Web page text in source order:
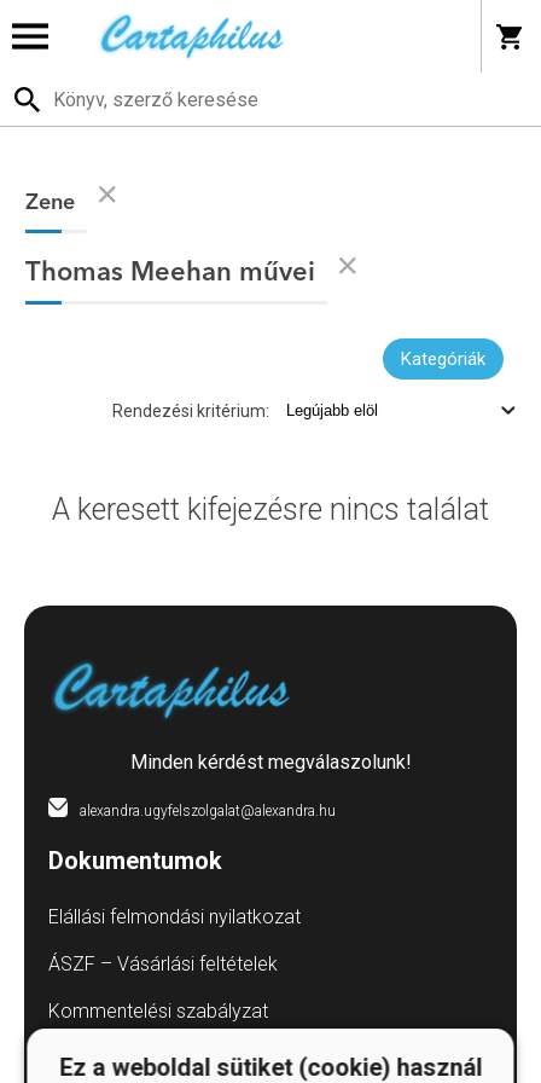
Zene
Thomas Meehan művei
Kategóriák
Rendezési kritérium:
A keresett kifejezésre nincs találat
Minden kérdést megválaszolunk!
alexandra.ugyfelszolgalat@alexandra.hu
Dokumentumok
Elállási felmondási nyilatkozat
ÁSZF – Vásárlási feltételek
Kommentelési szabályzat
Adatvédelmi tájékoztatók
Ez a weboldal sütiket (cookie) használ